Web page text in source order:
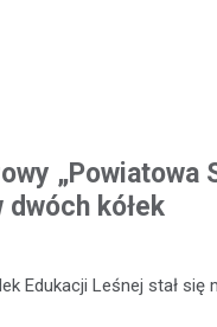
„Powiatowa
kółek
Edukacji Leśnej stał się